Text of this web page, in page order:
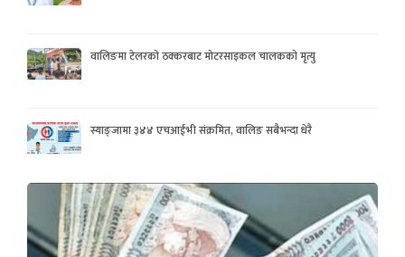
वालिङमा टेलरको ठक्करबाट मोटरसाइकल चालकको मृत्यु
स्याङ्जामा ३४४ एचआईभी संक्रमित, वालिङ सबैभन्दा धेरै